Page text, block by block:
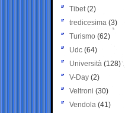
Tibet(2)
tredicesima (3)
Turismo (62)
Udc (64)
Università (128)
V-Day (2)
Veltroni (30)
Vendola (41)